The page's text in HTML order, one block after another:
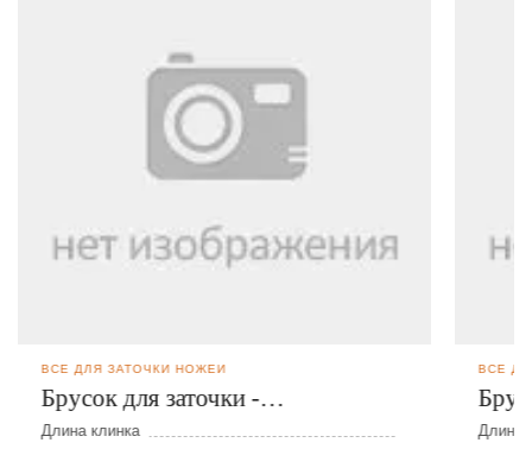
ВСЁ ДЛЯ ЗАТОЧКИ НОЖЕЙ
Брусок для заточки -
электрокорунд
Длина клинка
ВСЁ
Длина